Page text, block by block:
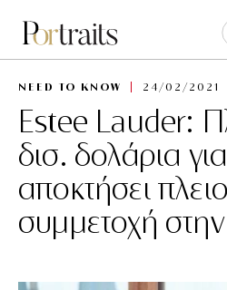
NEED TO KNOW 24/02/2021
Estee Lauder:
δισ. δολάρια
αποκτήσει
συμμετοχή